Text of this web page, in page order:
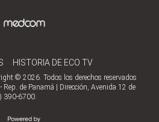
HISTORIA DE ECO TV
© 2026. Todos los derechos reservados
de Panamá | Dirección, Avenida 12 de
390-6700.